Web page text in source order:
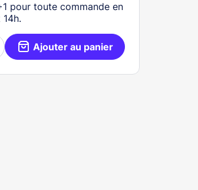
pour toute commande en
Ajouter au panier